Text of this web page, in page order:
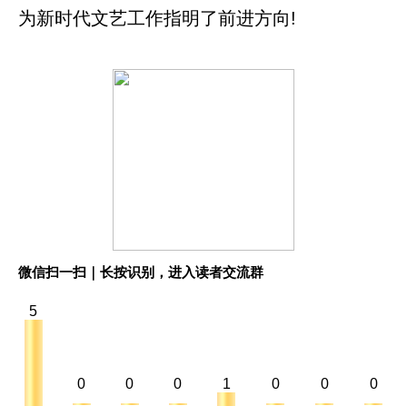
为新时代文艺工作指明了前进方向!
微信扫一扫｜长按识别，进入读者交流群
5
0 0 0 1 0 0 0